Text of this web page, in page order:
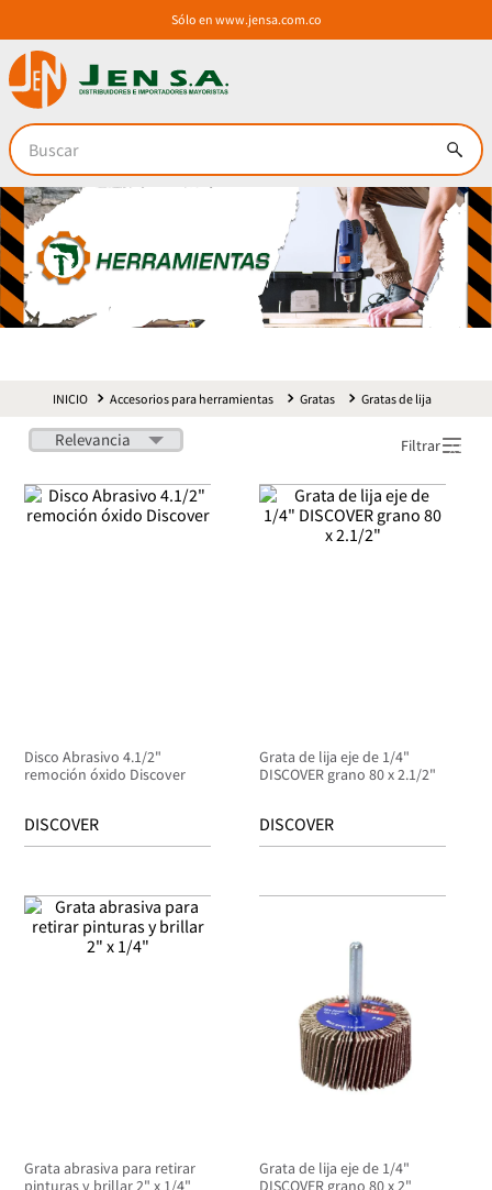
Sólo en www.jensa.com.co
Buscar
Accesorios para herramientas Gratas Gratas de lija
Relevancia Filtrar
Disco Abrasivo 4.1/2"
remoción óxido Discover
DISCOVER
Grata de lija eje de 1/4"
DISCOVER grano 80 x 2.1/2"
DISCOVER
Grata abrasiva para retirar
pinturas y brillar 2" x 1/4"
Grata de lija eje de 1/4"
DISCOVER grano 80 x 2"